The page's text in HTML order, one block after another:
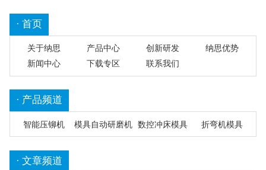
· 首页
关于纳思 产品中心 创新研发
纳思优势
新闻中心
下载专区 联系我们
· 产品频道
智能压铆机 模具自动研磨机 数控冲床模具 折弯机模具
· 文章频道